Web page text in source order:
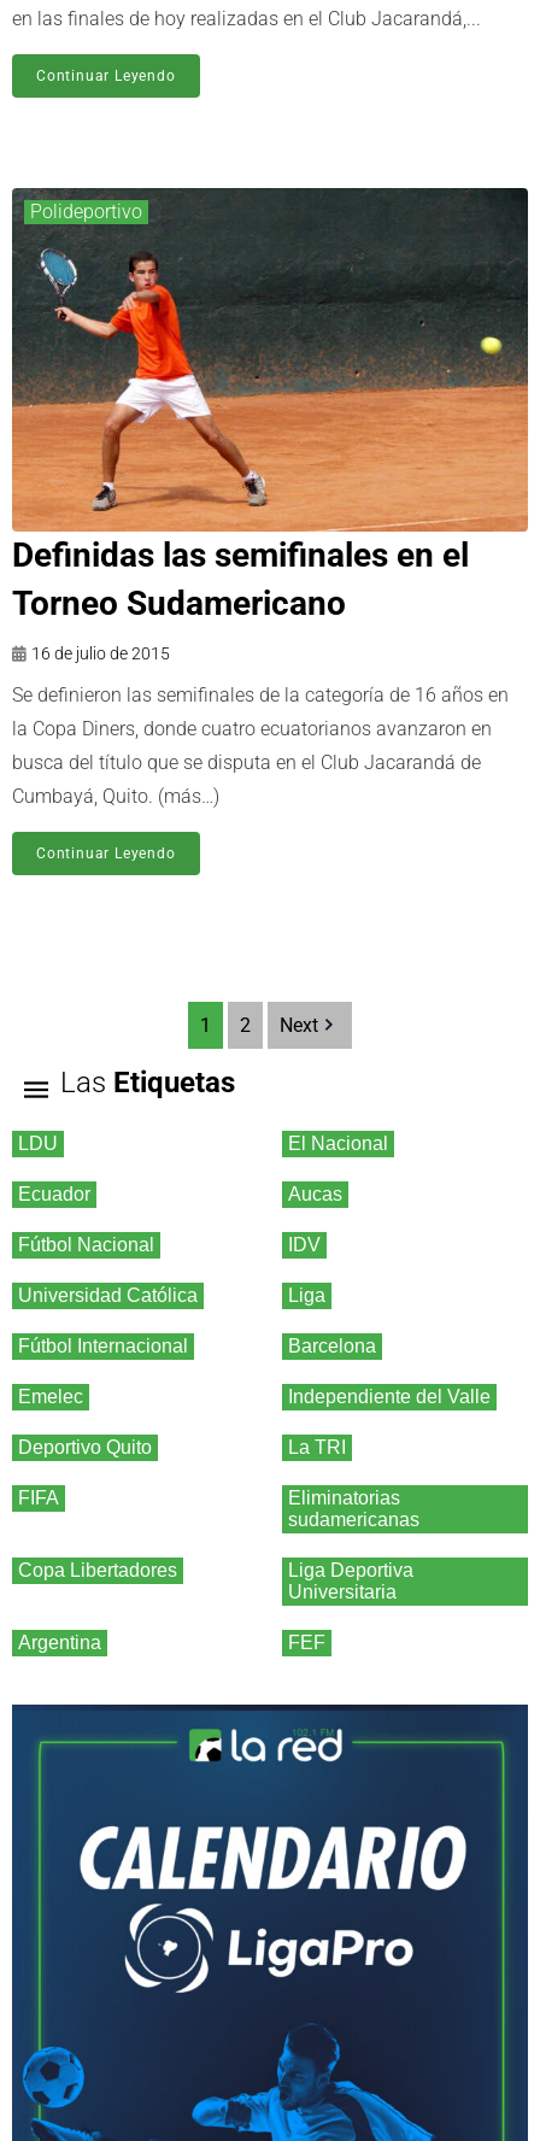
en las finales de hoy realizadas en el Club Jacarandá,...
Continuar Leyendo
Polideportivo
Definidas las semifinales en el
Torneo Sudamericano
16 de julio de 2015
Se definieron las semifinales de la categoría de 16 años en
la Copa Diners, donde cuatro ecuatorianos avanzaron en
busca del título que se disputa en el Club Jacarandá de
Cumbayá, Quito. (más…)
Continuar Leyendo
1 2 Next
Las Etiquetas
LDU El Nacional
Ecuador Aucas
Fútbol Nacional IDV
Universidad Católica Liga
Fútbol Internacional Barcelona
Emelec Independiente del Valle
Deportivo Quito La TRI
FIFA
Eliminatorias
sudamericanas
Copa Libertadores
Liga Deportiva
Universitaria
Argentina FEF